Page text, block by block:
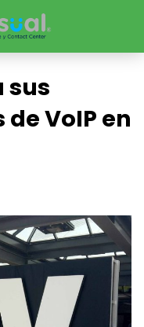
sus
VoIP en